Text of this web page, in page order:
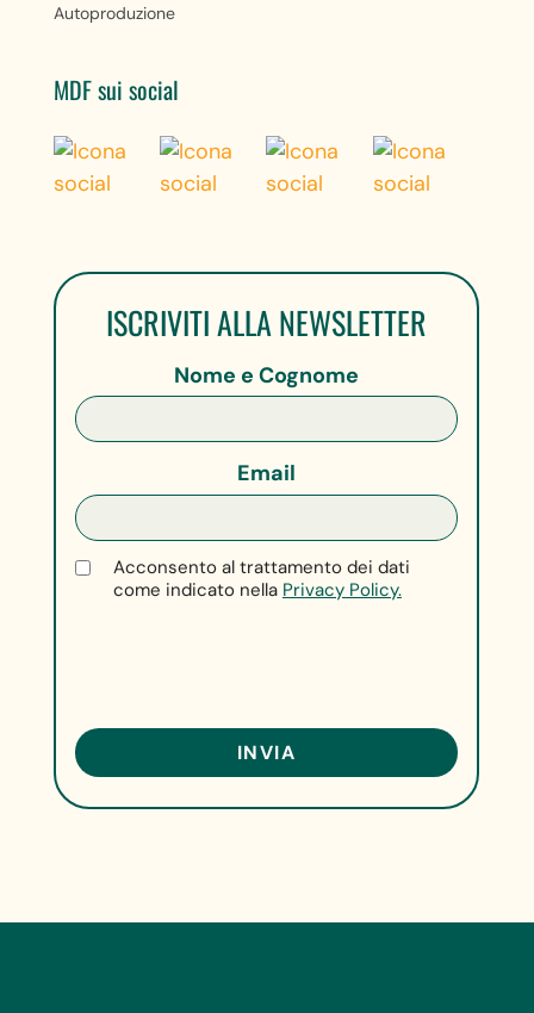
Autoproduzione
MDF sui social
ISCRIVITI ALLA NEWSLETTER
Nome e Cognome
Email
Acconsento al trattamento dei dati
come indicato nella Privacy Policy.